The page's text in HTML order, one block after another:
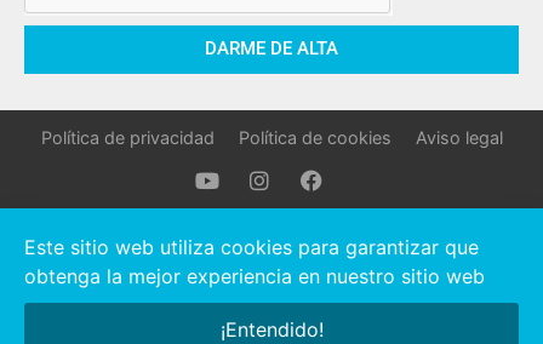
DARME DE ALTA
Política de privacidad Política de cookies Aviso legal
Este sitio web utiliza cookies para garantizar que
obtenga la mejor experiencia en nuestro sitio web
¡Entendido!
Hola, ¿necesitas ayuda?